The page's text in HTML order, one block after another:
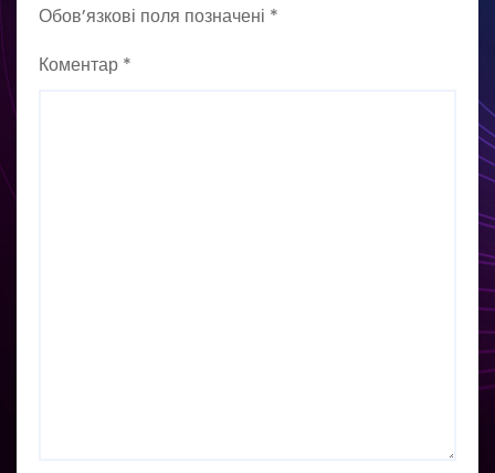
Обов’язкові поля позначені *
Коментар *